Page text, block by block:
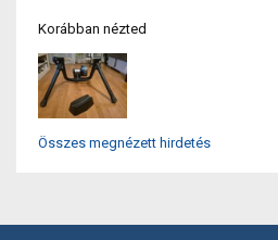
Korábban nézted
Összes megnézett hirdetés